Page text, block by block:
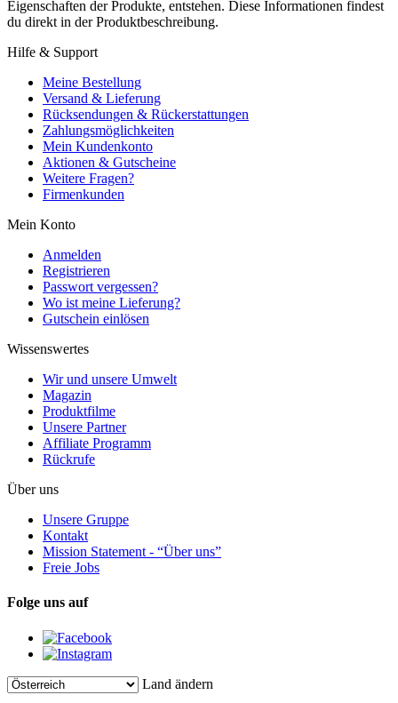
Eigenschaften der Produkte, entstehen. Diese Informationen findest
du direkt in der Produktbeschreibung.
Hilfe & Support
Meine Bestellung
Versand & Lieferung
Rücksendungen & Rückerstattungen
Zahlungsmöglichkeiten
Mein Kundenkonto
Aktionen & Gutscheine
Weitere Fragen?
Firmenkunden
Mein Konto
Anmelden
Registrieren
Passwort vergessen?
Wo ist meine Lieferung?
Gutschein einlösen
Wissenswertes
Wir und unsere Umwelt
Magazin
Produktfilme
Unsere Partner
Affiliate Programm
Rückrufe
Über uns
Unsere Gruppe
Kontakt
Mission Statement - “Über uns”
Freie Jobs
Folge uns auf
Land ändern